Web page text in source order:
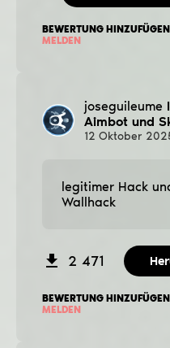
BEWERTUNG HINZUFÜGEN
MELDEN
joseguileume
Aimbot und
12 Oktober
legitimer Hack
Wallhack
2 471
BEWERTUNG HINZUFÜGEN
MELDEN